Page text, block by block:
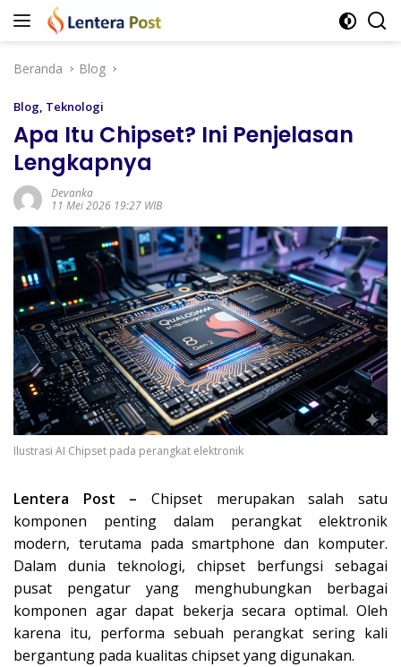
Langsung
Beranda
Blog
Blog, Teknologi
Apa Itu Chipset? Ini Penjelasan
Lengkapnya
Devanka
11 Mei 2026 19:27 WIB
Ilustrasi AI Chipset pada perangkat elektronik
Lentera Post – Chipset merupakan salah satu
komponen penting dalam perangkat elektronik
modern, terutama pada smartphone dan komputer.
Dalam dunia teknologi, chipset berfungsi sebagai
pusat pengatur yang menghubungkan berbagai
komponen agar dapat bekerja secara optimal. Oleh
karena itu, performa sebuah perangkat sering kali
bergantung pada kualitas chipset yang digunakan.